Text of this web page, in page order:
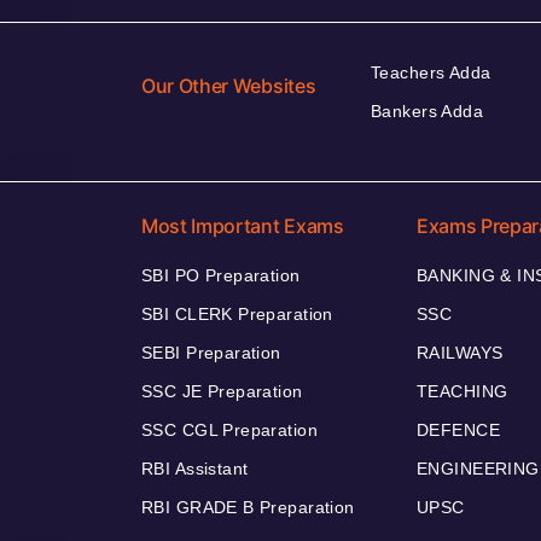
Our Other Websites
Teachers Adda
Bankers Adda
Most Important Exams
SBI PO Preparation
SBI CLERK Preparation
SEBI Preparation
SSC JE Preparation
SSC CGL Preparation
RBI Assistant
RBI GRADE B Preparation
Exams
BANKING &
SSC
RAILWAYS
TEACHING
DEFENCE
ENGINEERING
UPSC